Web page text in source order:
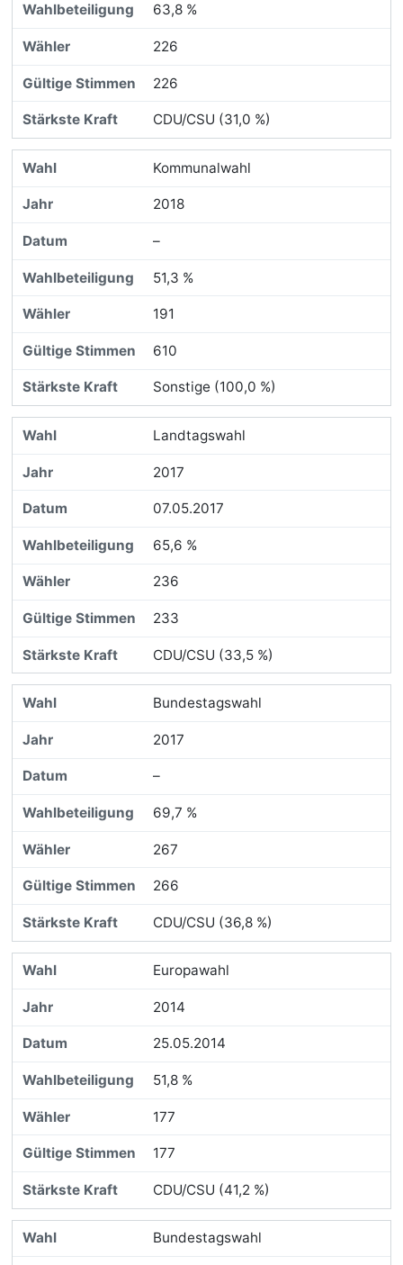
63,8 %
226
226
CDU/CSU (31,0 %)
Kommunalwahl
2018
–
51,3 %
191
610
Sonstige (100,0 %)
Landtagswahl
2017
07.05.2017
65,6 %
236
233
CDU/CSU (33,5 %)
Bundestagswahl
2017
–
69,7 %
267
266
CDU/CSU (36,8 %)
Europawahl
2014
25.05.2014
51,8 %
177
177
CDU/CSU (41,2 %)
Bundestagswahl